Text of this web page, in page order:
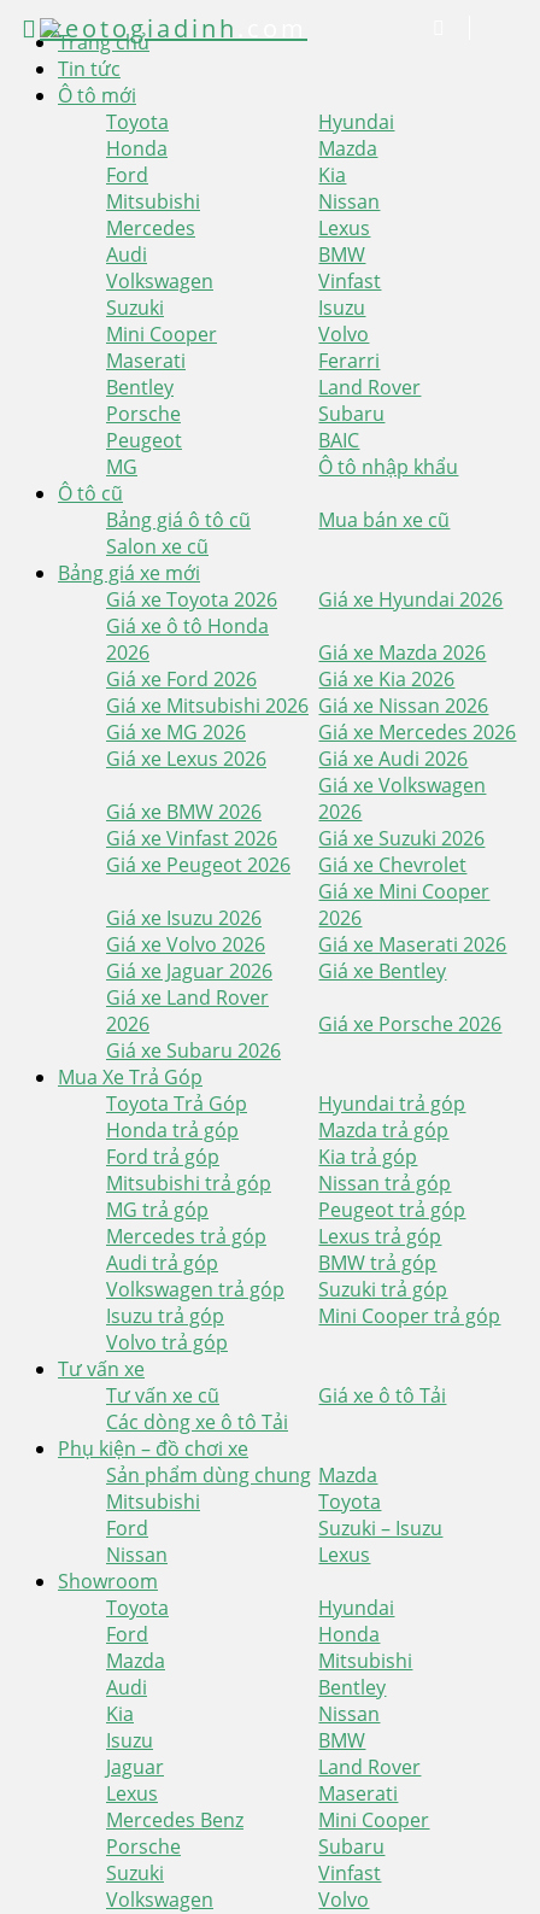
Trang chủ
Tin tức
Ô tô mới
Toyota
Hyundai
Honda
Mazda
Ford
Kia
Mitsubishi
Nissan
Mercedes
Lexus
Audi
BMW
Volkswagen
Vinfast
Suzuki
Isuzu
Mini Cooper
Volvo
Maserati
Ferarri
Bentley
Land Rover
Porsche
Subaru
Peugeot
BAIC
MG
Ô tô nhập khẩu
Ô tô cũ
Bảng giá ô tô cũ
Mua bán xe cũ
Salon xe cũ
Bảng giá xe mới
Giá xe Toyota 2026
Giá xe Hyundai 2026
Giá xe ô tô Honda
2026
Giá xe Mazda 2026
Giá xe Ford 2026
Giá xe Kia 2026
Giá xe Mitsubishi 2026 Giá xe Nissan 2026
Giá xe MG 2026
Giá xe Mercedes 2026
Giá xe Lexus 2026
Giá xe Audi 2026
Giá xe BMW 2026
Giá xe Volkswagen
2026
Giá xe Vinfast 2026
Giá xe Suzuki 2026
Giá xe Peugeot 2026
Giá xe Chevrolet
Giá xe Isuzu 2026
Giá xe Mini Cooper
2026
Giá xe Volvo 2026
Giá xe Maserati 2026
Giá xe Jaguar 2026
Giá xe Bentley
Giá xe Land Rover
2026
Giá xe Porsche 2026
Giá xe Subaru 2026
Mua Xe Trả Góp
Toyota Trả Góp
Hyundai trả góp
Honda trả góp
Mazda trả góp
Ford trả góp
Kia trả góp
Mitsubishi trả góp
Nissan trả góp
MG trả góp
Peugeot trả góp
Mercedes trả góp
Lexus trả góp
Audi trả góp
BMW trả góp
Volkswagen trả góp
Suzuki trả góp
Isuzu trả góp
Mini Cooper trả góp
Volvo trả góp
Tư vấn xe
Tư vấn xe cũ
Giá xe ô tô Tải
Các dòng xe ô tô Tải
Phụ kiện – đồ chơi xe
Sản phẩm dùng chung Mazda
Mitsubishi
Toyota
Ford
Suzuki – Isuzu
Nissan
Lexus
Showroom
Toyota
Hyundai
Ford
Honda
Mazda
Mitsubishi
Audi
Bentley
Kia
Nissan
Isuzu
BMW
Jaguar
Land Rover
Lexus
Maserati
Mercedes Benz
Mini Cooper
Porsche
Subaru
Suzuki
Vinfast
Volkswagen
Volvo
xeotogiadinh